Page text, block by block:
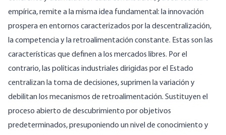
empírica, remite a la misma idea fundamental: la innovación
prospera en entornos caracterizados por la descentralización,
la competencia y la retroalimentación constante. Estas son las
características que definen a los mercados libres. Por el
contrario, las políticas industriales dirigidas por el Estado
centralizan la toma de decisiones, suprimen la variación y
debilitan los mecanismos de retroalimentación. Sustituyen el
proceso abierto de descubrimiento por objetivos
predeterminados, presuponiendo un nivel de conocimiento y